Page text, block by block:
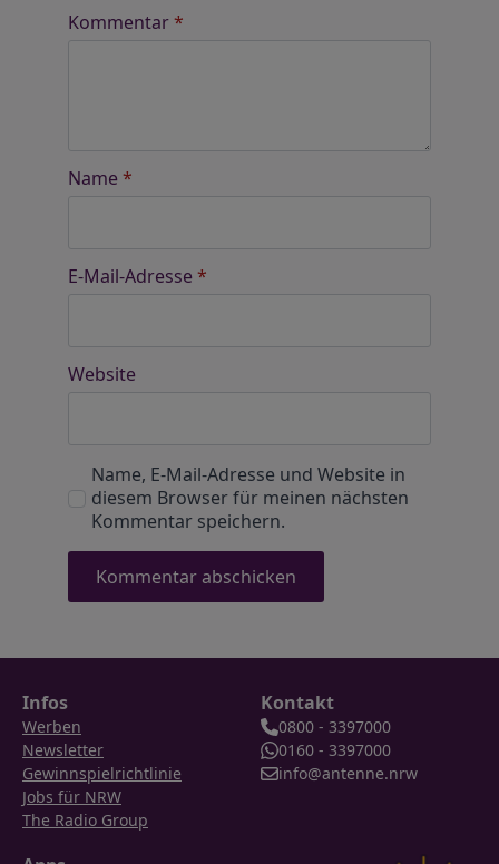
Kommentar*
Name *
E-Mail-Adresse *
Website
Name, E-Mail-Adresse und Website in
diesem Browser für meinen nächsten
Kommentar speichern.
Infos
Werben
Newsletter
Gewinnspielrichtlinie
Jobs für NRW
The Radio Group
Kontakt
0800 - 3397000
0160 - 3397000
info@antenne.nrw